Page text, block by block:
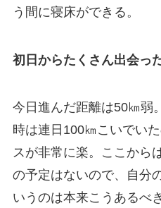
う間に寝床ができる。
初日からたくさん出会っ
今日進んだ距離は50㎞弱
時は連日100㎞こいでい
スが非常に楽。ここから
の予定はないので、自分
いうのは本来こうあるべ